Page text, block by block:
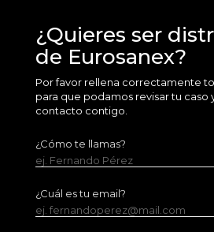
¿Quieres ser
de Eurosanex?
Por favor rellena correctamente
para que podamos revisar tu caso
contacto contigo.
¿Cómo te llamas?
ej. Fernando Pérez
¿Cuál es tu email?
ej. fernandoperez@mail.com